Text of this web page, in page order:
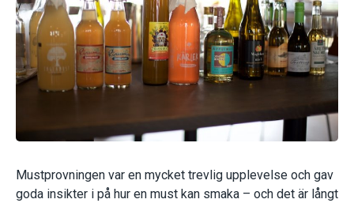
Mustprovningen var en mycket trevlig upplevelse och gav
goda insikter i på hur en must kan smaka – och det är långt